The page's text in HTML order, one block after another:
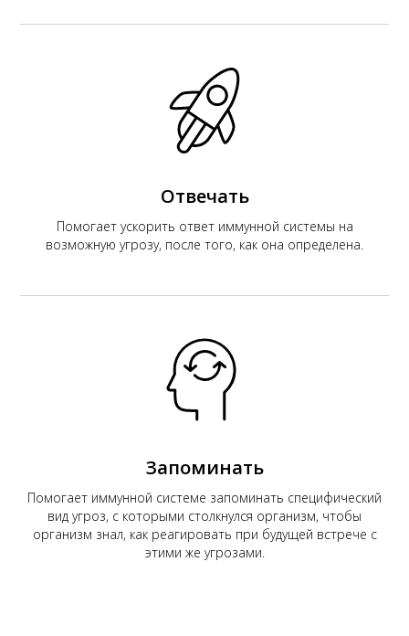
Отвечать
Помогает ускорить ответ иммунной системы на
возможную угрозу, после того, как она определена.
Запоминать
Помогает иммунной системе запоминать специфический
вид угроз, с которыми столкнулся организм, чтобы
организм знал, как реагировать при будущей встрече с
этими же угрозами.